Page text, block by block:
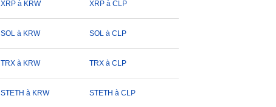
XRP à KRW XRP à CLP
SOL à KRW SOL à CLP
TRX à KRW TRX à CLP
STETH à KRW STETH à CLP